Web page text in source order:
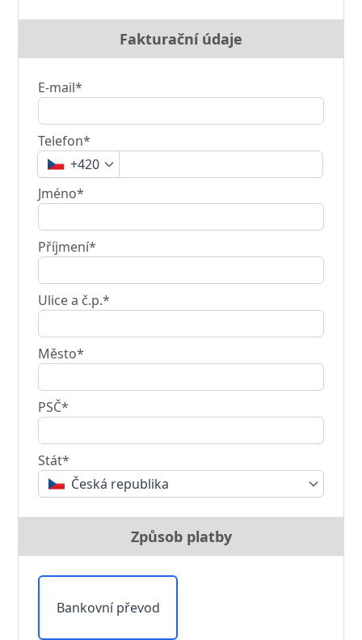
Fakturační údaje
E-mail*
Telefon*
+420
Jméno*
Příjmení*
Ulice a č.p.*
Město*
PSČ*
Stát*
Česká republika
Způsob platby
Bankovní převod